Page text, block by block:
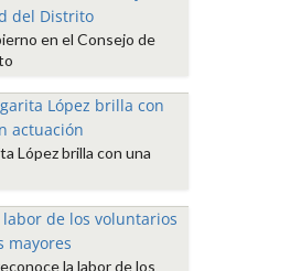
en el Consejo de
López brilla con una
la labor de los